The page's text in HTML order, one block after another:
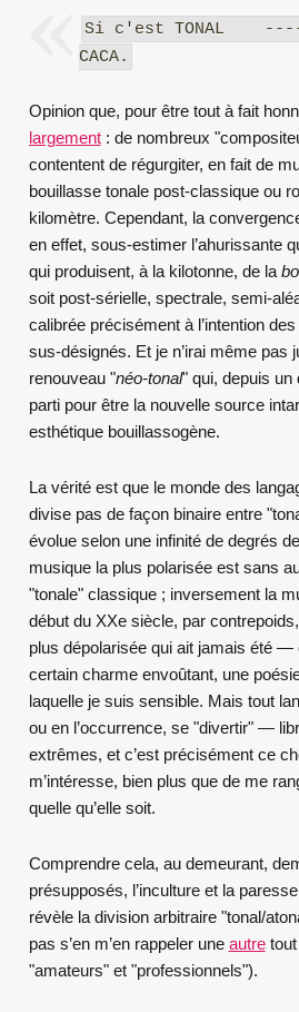
Si c'est TONAL
CACA.
Opinion que, pour être tout à fait
largement: de nombreux
contentent de régurgiter, en fait de
bouillasse tonale post-classique ou
kilomètre. Cependant, la
en effet, sous-estimer l’ahurissante
qui produisent, à la kilotonne, de la
soit post-sérielle, spectrale, semi-
calibrée précisément à l’intention
sus-désignés. Et je n’irai même pas
renouveau "néo-tonal" qui, depuis un
parti pour être la nouvelle source
esthétique bouillassogène.
La vérité est que le monde des
divise pas de façon binaire entre
évolue selon une infinité de degrés
musique la plus polarisée est sans
"tonale" classique ; inversement la
début du XXesiècle, par
plus dépolarisée qui ait jamais été —
certain charme envoûtant, une
laquelle je suis sensible. Mais tout
ou en l’occurrence, se "divertir" —
extrêmes, et c’est précisément ce
m’intéresse, bien plus que de me
quelle qu’elle soit.
Comprendre cela, au demeurant,
présupposés, l’inculture et la
révèle la division arbitraire "tonal/
pas s’en m’en rappeler une autretout
"amateurs" et "professionnels").